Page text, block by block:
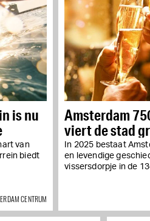
is nu
van
biedt
CENTRUM
Amsterdam
viert de stad
In 2025 bestaat
en levendige
vissersdorpje in de